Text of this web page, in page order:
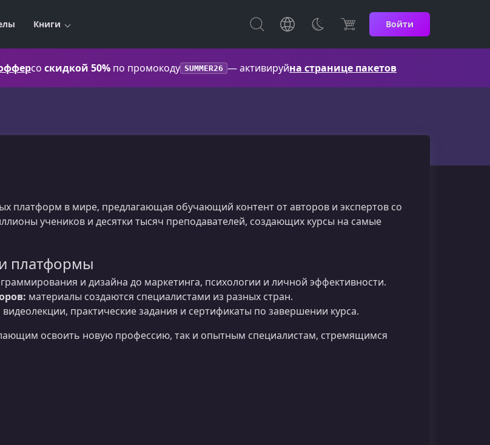
Книги Войти
со скидкой 50% по промокоду SUMMER26 — активируйна странице пакетов
платформ в мире, предлагающая обучающий контент от авторов и экспертов со
учеников и десятки тысяч преподавателей, создающих курсы на самые
платформы
и дизайна до маркетинга, психологии и личной эффективности.
материалы создаются специалистами из разных стран.
видеолекции, практические задания и сертификаты по завершении курса.
освоить новую профессию, так и опытным специалистам, стремящимся